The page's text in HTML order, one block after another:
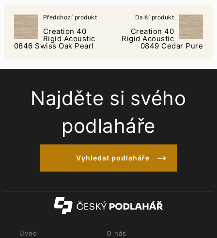
Předchozí produkt
Creation 40
Rigid Acoustic
0846 Swiss Oak Pearl
Další produkt
Creation 40
Rigid Acoustic
0849 Cedar Pure
Najděte si svého
podlaháře
Vyhledat podlaháře
Úvod O nás